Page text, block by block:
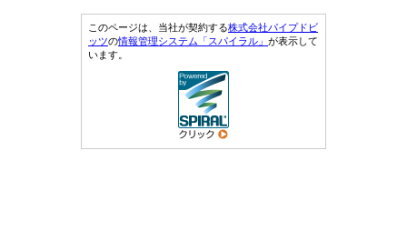
このページは、当社が契約する株式会社パイプドビ
ッツの情報管理システム「スパイラル」 が表示して
います。